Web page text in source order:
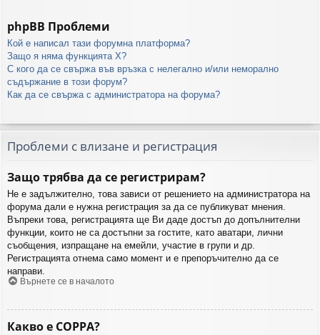
phpBB Проблеми
Кой е написал тази форумна платформа?
Защо я няма функцията X?
С кого да се свържа във връзка с нелегално и/или неморално
съдържание в този форум?
Как да се свържа с администратора на форума?
Проблеми с влизане и регистрация
Защо трябва да се регистрирам?
Не е задължително, това зависи от решението на администратора на
форума дали е нужна регистрация за да се публикуват мнения.
Въпреки това, регистрацията ще Ви даде достъп до допълнителни
функции, които не са достъпни за гостите, като аватари, лични
съобщения, изпращане на емейли, участие в групи и др.
Регистрацията отнема само момент и е препоръчително да се
направи.
Върнете се в началото
Какво е COPPA?